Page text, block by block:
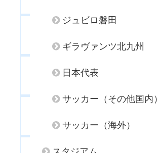
ジュビロ磐田
ギラヴァンツ北九州
日本代表
サッカー（その他国内）
サッカー（海外）